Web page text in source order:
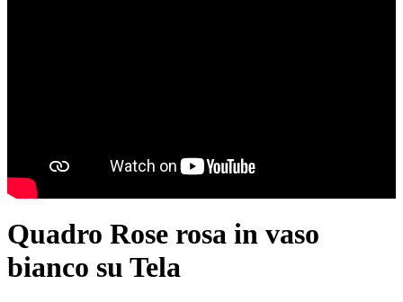
Quadro Rose rosa in vaso
bianco su Tela